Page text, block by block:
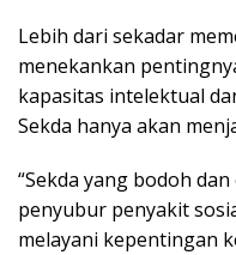
Lebih dari sekadar
menekankan
kapasitas intelektual
Sekda hanya akan
“Sekda yang bodoh
penyubur penyakit
melayani kepentingan